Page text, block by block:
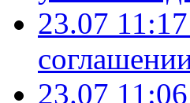
23.07 11:17
23.07 11:06